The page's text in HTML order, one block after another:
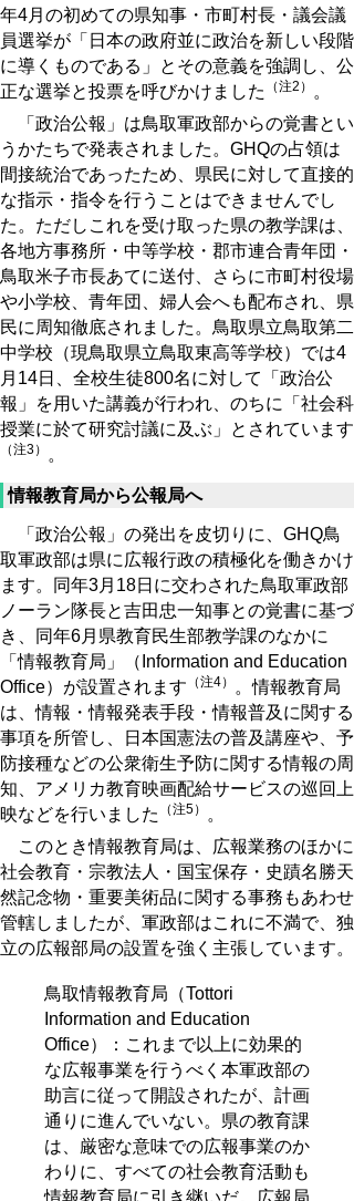
年4月の初めての県知事・市町村長・議会議
員選挙が「日本の政府並に政治を新しい段階
に導くものである」とその意義を強調し、公
正な選挙と投票を呼びかけました
（注2）
。
「政治公報」は鳥取軍政部からの覚書とい
うかたちで発表されました。GHQの占領は
間接統治であったため、県民に対して直接的
な指示・指令を行うことはできませんでし
た。ただしこれを受け取った県の教学課は、
各地方事務所・中等学校・郡市連合青年団・
鳥取米子市長あてに送付、さらに市町村役場
や小学校、青年団、婦人会へも配布され、県
民に周知徹底されました。鳥取県立鳥取第二
中学校（現鳥取県立鳥取東高等学校）では4
月14日、全校生徒800名に対して「政治公
報」を用いた講義が行われ、のちに「社会科
授業に於て研究討議に及ぶ」とされています
（注3） 。
情報教育局から公報局へ
「政治公報」の発出を皮切りに、GHQ鳥
取軍政部は県に広報行政の積極化を働きかけ
ます。同年3月18日に交わされた鳥取軍政部
ノーラン隊長と吉田忠一知事との覚書に基づ
き、同年6月県教育民生部教学課のなかに
「情報教育局」（Information and Education
Office）が設置されます （注4）
。情報教育局
は、情報・情報発表手段・情報普及に関する
事項を所管し、日本国憲法の普及講座や、予
防接種などの公衆衛生予防に関する情報の周
知、アメリカ教育映画配給サービスの巡回上
映などを行いました
（注5）
。
このとき情報教育局は、広報業務のほかに
社会教育・宗教法人・国宝保存・史蹟名勝天
然記念物・重要美術品に関する事務もあわせ
管轄しましたが、軍政部はこれに不満で、独
立の広報部局の設置を強く主張しています。
鳥取情報教育局（Tottori
Information and Education
Office）：これまで以上に効果的
な広報事業を行うべく本軍政部の
助言に従って開設されたが、計画
通りに進んでいない。県の教育課
は、厳密な意味での広報事業のか
わりに、すべての社会教育活動も
情報教育局に引き継いだ。広報局